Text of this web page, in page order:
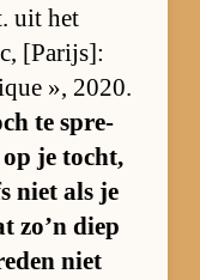
uit het
[Pa­rij­s]:
», 2020.
te spre­
op je tocht,
niet als je
zo’n diep
niet